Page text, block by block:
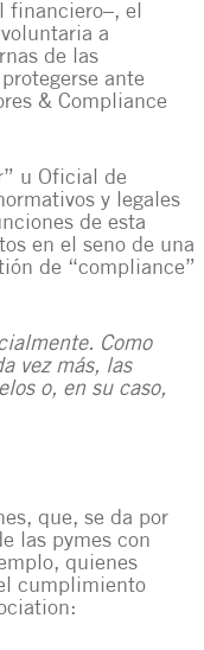
financiero–, el
a
de las
ante
& Compliance
u Oficial de
y legales
de esta
en el seno de una
de “compliance”
Como
vez más, las
o, en su caso,
que, se da por
las pymes con
quienes
cumplimiento